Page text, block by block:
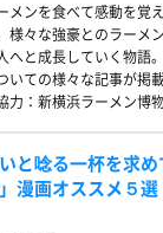
メンを食べて感動を覚
様々な強豪とのラーメ
へと成長していく物語
いての様々な記事が掲
力：新横浜ラーメン博物
と唸る一杯を求
漫画オススメ５選